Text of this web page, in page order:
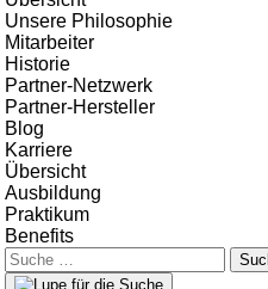
Unsere Philosophie
Mitarbeiter
Historie
Partner-Netzwerk
Partner-Hersteller
Blog
Karriere
Übersicht
Ausbildung
Praktikum
Benefits
Suche
nach: